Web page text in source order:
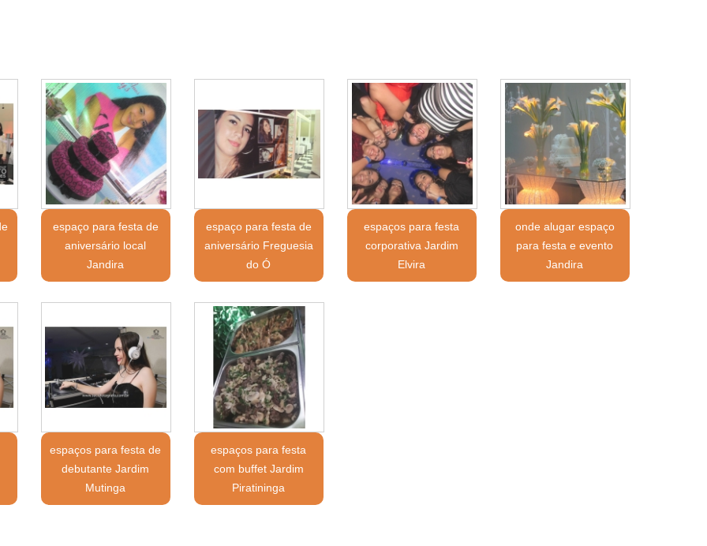
espaço para festa de
aniversário local
Jandira
espaço para festa de
aniversário Freguesia
do Ó
espaços para festa
corporativa Jardim
Elvira
onde alugar espaço
para festa e evento
Jandira
espaços para festa de
debutante Jardim
Mutinga
espaços para festa
com buffet Jardim
Piratininga